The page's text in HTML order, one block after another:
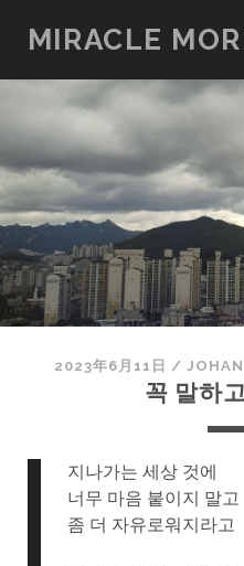
MIRACLE
2023年6月11日 /
꼭 말하
지나가는 세상 것에
너무 마음 붙이지 말고
좀 더 자유로워지라고